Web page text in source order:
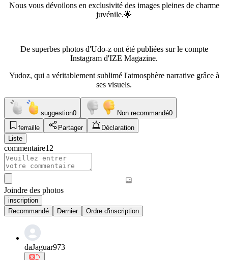
Nous vous dévoilons en exclusivité des images pleines de charme
juvénile.🌟
De superbes photos d'Udo-z ont été publiées sur le compte
Instagram d'IZE Magazine.
Yudoz, qui a véritablement sublimé l'atmosphère narrative grâce à
ses visuels.
suggestion0 Non recommandé0
ferraille
Partager
Déclaration
Liste
commentaire12
Joindre des photos
inscription
Recommandé
Dernier Ordre d'inscription
daJaguar973